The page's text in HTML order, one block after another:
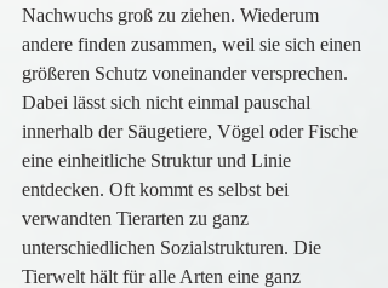
Nachwuchs groß zu ziehen. Wiederum
andere finden zusammen, weil sie sich einen
größeren Schutz voneinander versprechen.
Dabei lässt sich nicht einmal pauschal
innerhalb der Säugetiere, Vögel oder Fische
eine einheitliche Struktur und Linie
entdecken. Oft kommt es selbst bei
verwandten Tierarten zu ganz
unterschiedlichen Sozialstrukturen. Die
Tierwelt hält für alle Arten eine ganz